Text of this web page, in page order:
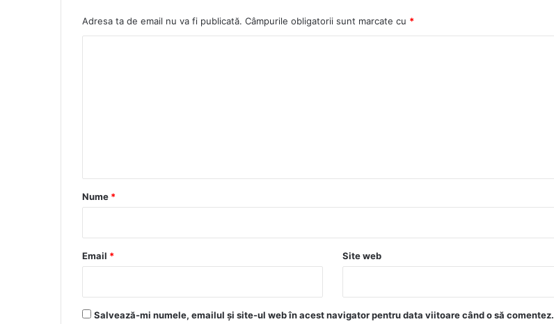
Adresa ta de email nu va fi publicată. Câmpurile obligatorii sunt marcate cu *
r
*
Nume *
Email * Site web
Salvează-mi numele, emailul și site-ul web în acest navigator pentru data viitoare când o să comentez.